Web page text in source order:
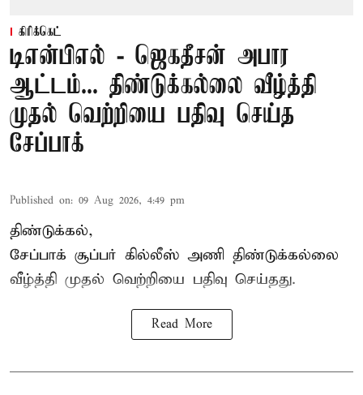
கிரிக்கெட்
டிஎன்பிஎல் - ஜெகதீசன் அபார
ஆட்டம்... திண்டுக்கல்லை வீழ்த்தி
முதல் வெற்றியை பதிவு செய்த
சேப்பாக்
Published on: 09 Aug 2026, 4:49 pm
திண்டுக்கல்,
சேப்பாக் சூப்பர் கில்லீஸ் அணி திண்டுக்கல்லை
வீழ்த்தி முதல் வெற்றியை பதிவு செய்தது.
Read More